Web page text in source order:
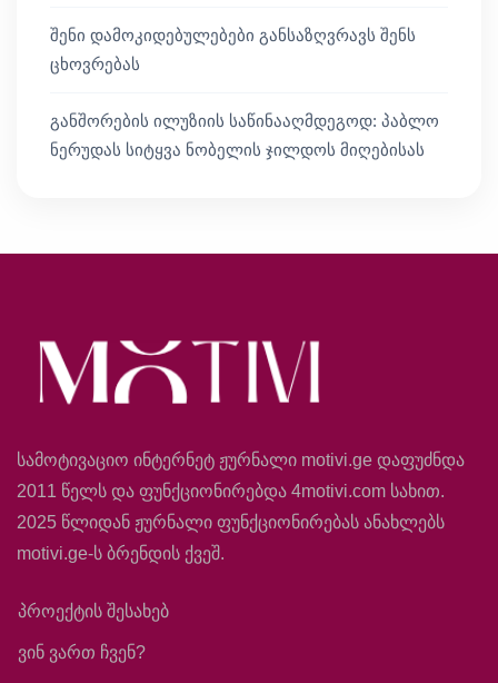
შენი დამოკიდებულებები განსაზღვრავს შენს
ცხოვრებას
განშორების ილუზიის საწინააღმდეგოდ: პაბლო
ნერუდას სიტყვა ნობელის ჯილდოს მიღებისას
სამოტივაციო ინტერნეტ ჟურნალი motivi.ge დაფუძნდა
2011 წელს და ფუნქციონირებდა 4motivi.com სახით.
2025 წლიდან ჟურნალი ფუნქციონირებას ანახლებს
motivi.ge-ს ბრენდის ქვეშ.
პროექტის შესახებ
ვინ ვართ ჩვენ?